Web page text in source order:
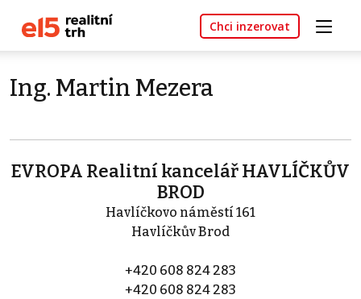
Chci inzerovat
Ing. Martin Mezera
EVROPA Realitní kancelář HAVLÍČKŮV
BROD
Havlíčkovo náměstí 161
Havlíčkův Brod
+420 608 824 283
+420 608 824 283